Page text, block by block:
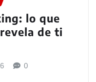
lo que
de ti
0